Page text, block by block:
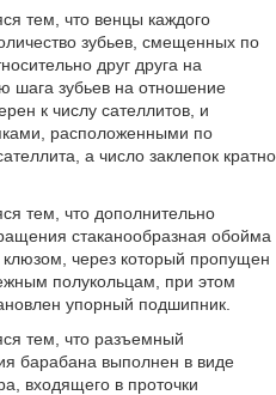
тем, что венцы каждого
зубьев, смещенных по
друг друга на
шага зубьев на отношение
к числу сателлитов, и
расположенными по
а число заклепок кратно
тем, что дополнительно
стаканообразная обойма
через который пропущен
полукольцам, при этом
упорный подшипник.
тем, что разъемный
барабана выполнен в виде
входящего в проточки